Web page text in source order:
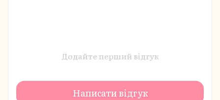
Додайте перший відгук
Написати відгук